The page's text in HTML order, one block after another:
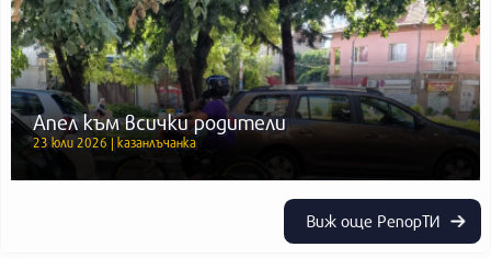
Апел към всички родители
23 юли 2026 | казанлъчанка
Виж още РепорТИ